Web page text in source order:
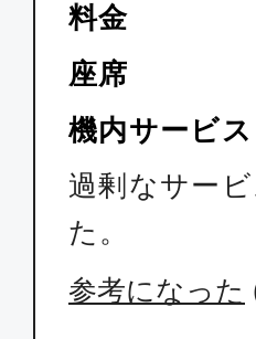
料金
座席
機内サービス
過剰なサー
た。
参考になった